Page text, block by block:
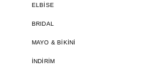
ELBİSE
BRIDAL
MAYO & BİKİNİ
İNDİRİM